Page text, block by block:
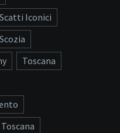
Scatti Iconici
Scozia
Toscana